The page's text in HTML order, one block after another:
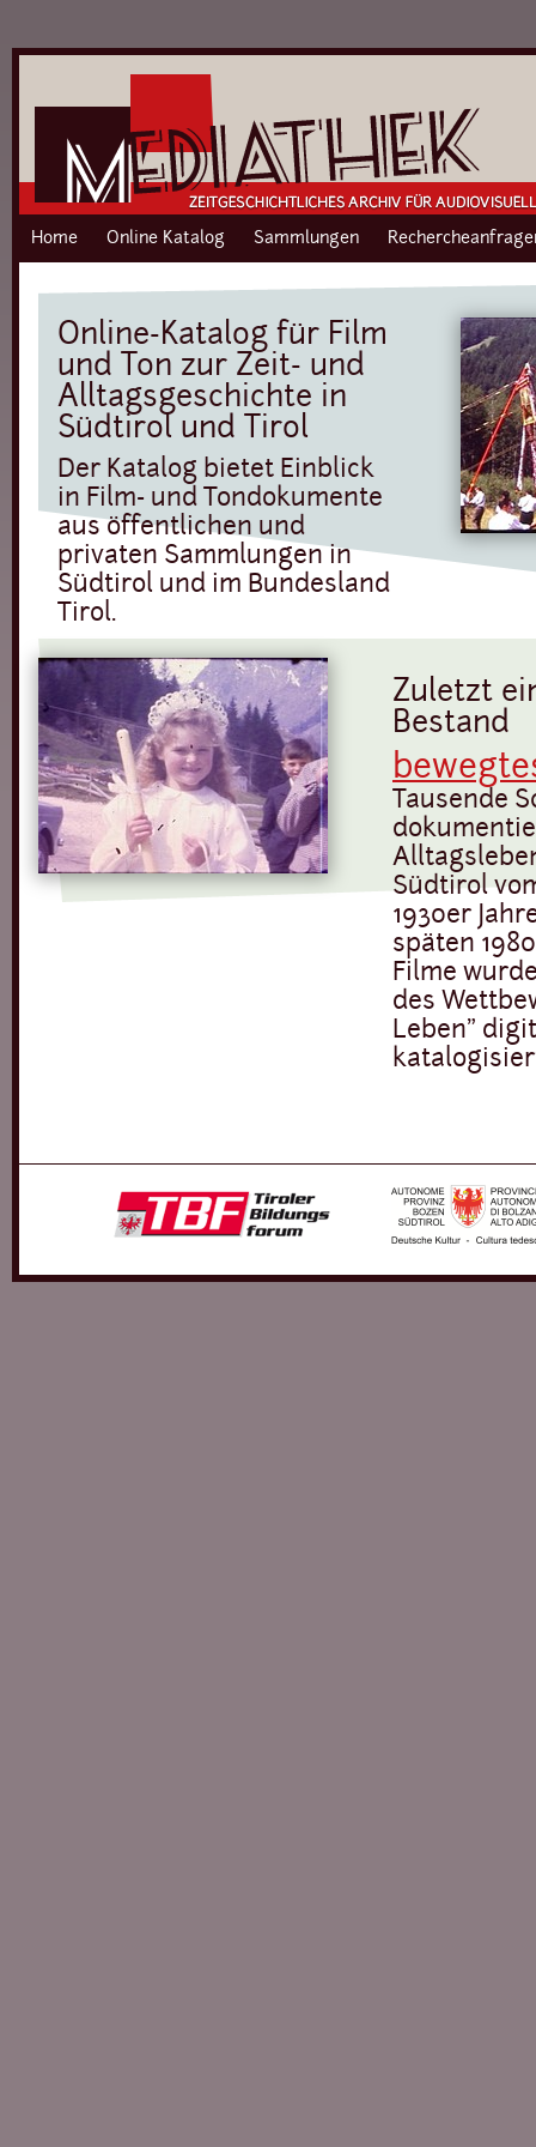
Home Online Katalog Sammlungen
Online-Katalog für Film
und Ton zur Zeit- und
Alltagsgeschichte in
Südtirol und Tirol
Der Katalog bietet Einblick
in Film- und Tondokumente
aus öffentlichen und
privaten Sammlungen in
Südtirol und im Bundesland
Tirol.
Zuletzt
Bestand
Tausende
Südtirol
1930er
späten
Filme
des
Leben"